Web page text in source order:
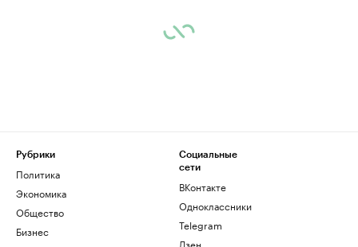
Рубрики
Политика
Экономика
Общество
Бизнес
Социальные
сети
ВКонтакте
Одноклассники
Telegram
Дзен